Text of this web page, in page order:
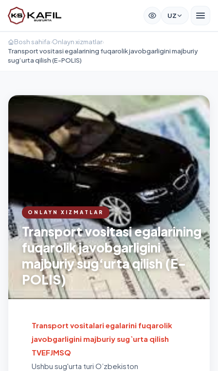
UZ
Bosh sahifa›Onlayn xizmatlar›
Transport vositasi egalarining fuqarolik javobgarligini majburiy
sug‘urta qilish (E-POLIS)
ONLAYN XIZMATLAR
Transport vositasi egalarining
fuqarolik javobgarligini
majburiy sug‘urta qilish (E-
POLIS)
Transport vositalari egalarini fuqarolik
javobgarligini majburiy sug`urta qilish
TVEFJMSQ
Ushbu sug'urta turi O’zbekiston